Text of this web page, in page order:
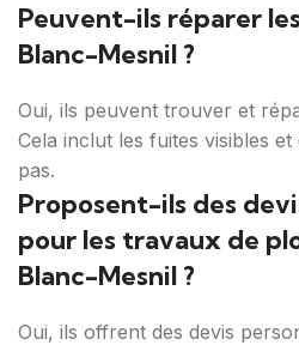
Peuvent-ils réparer
Blanc-Mesnil ?
Oui, ils peuvent trouver et
Cela inclut les fuites visibles
pas.
Proposent-ils des
pour les travaux de
Blanc-Mesnil ?
Oui, ils offrent des devis